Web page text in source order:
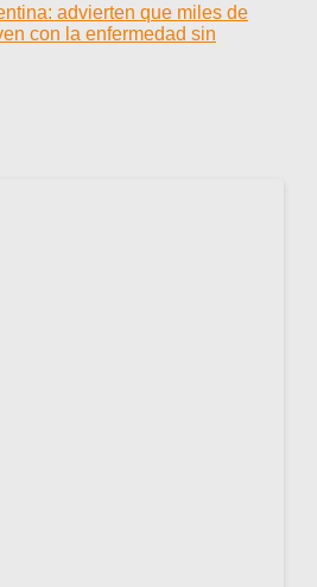
advierten que miles de
con la enfermedad sin